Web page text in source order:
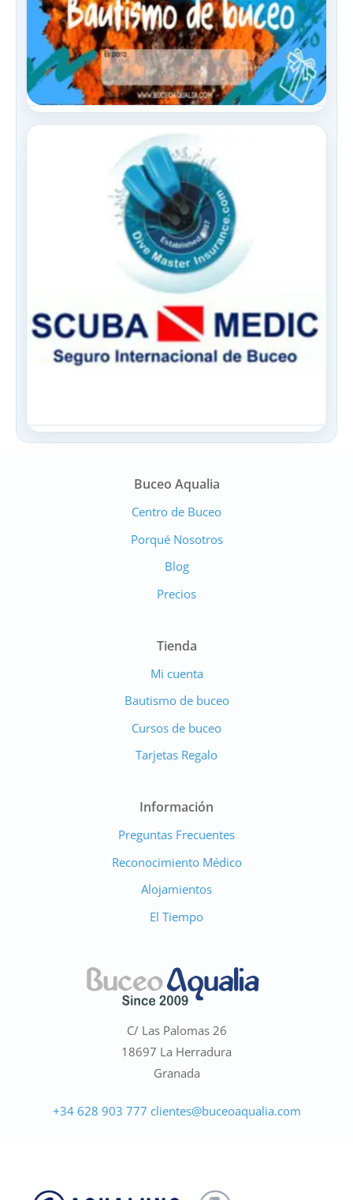
Seguros de Buceo
Buceo Aqualia
Centro de Buceo
Porqué Nosotros
Blog
Precios
Tienda
Mi cuenta
Bautismo de buceo
Cursos de buceo
Tarjetas Regalo
Información
Preguntas Frecuentes
Reconocimiento Médico
Alojamientos
El Tiempo
C/ Las Palomas 26
18697 La Herradura
Granada
+34 628 903 777 clientes@buceoaqualia.com
Marino
En línea · Asistente de Buceo Aqualia